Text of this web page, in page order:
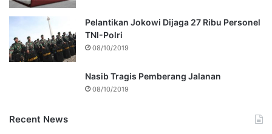
Pelantikan Jokowi Dijaga 27 Ribu Personel
TNI-Polri
08/10/2019
Nasib Tragis Pemberang Jalanan
08/10/2019
Recent News